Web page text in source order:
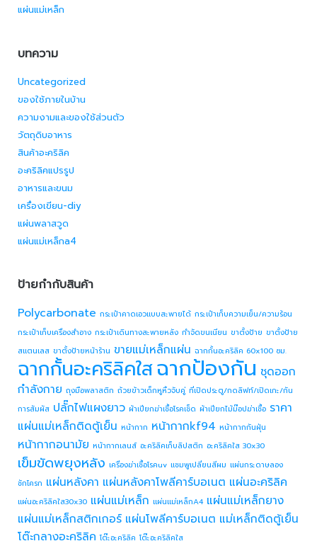
แผ่นแม่เหล็ก
บทความ
Uncategorized
ของใช้ภายในบ้าน
ความงามและของใช้ส่วนตัว
วัตถุดิบอาหาร
สินค้าอะคริลิค
อะคริลิคแปรรูป
อาหารและขนม
เครื่องเขียน-diy
แผ่นพลาสวูด
แผ่นแม่เหล็กa4
ป้ายกำกับสินค้า
Polycarbonate กระเป๋าคาดเอวแบบสะพายได้ กระเป๋าเก็บความเย็น/ความร้อน
กระเป๋าเก็บเครื่องสำอาง กระเป๋าเดินทางสะพายหลัง กำจัดขนเนียน ขาตั้งป้าย ขาตั้งป้าย
สแตนเลส ขาตั้งป้ายหน้าร้าน ขายแม่เหล็กแผ่น ฉากกั้นอะคริลิค 60x100 ซม.
ฉากกั้นอะคริลิคใสฉากป้องกัน ชุดออก
กำลังกาย ถุงมือพลาสติก ถ้วยข้าวเด็กหูหิ้วจับคู่ ที่เปิดประตู/กดลิฟท์/เปิดเกะ/กัน
การสัมผัส ปลั๊กไฟแผงยาว ผ้าเปียกฆ่าเชื้อโรคเช็ด ผ้าเปียกไม้ม๊อปฆ่าเชื้อ ราคา
แผ่นแม่เหล็กติดตู้เย็น หน้ากาก หน้ากากkf94 หน้ากากกันฝุ่น
หน้ากากอนามัย หน้ากากเลนส์ อะคริลิคเก็บลิปสติก อะคริลิคใส 30x30
เข็มขัดพยุงหลัง เครื่องฆ่าเชื้อโรคuv แชมพูเปลี่ยนสีผม แผ่นกระดาษลอง
ชักโครก แผ่นหลังคา แผ่นหลังคาโพลีคาร์บอเนต แผ่นอะคริลิค
แผ่นอะคริลิคใส30x30 แผ่นแม่เหล็ก แผ่นแม่เหล็กA4 แผ่นแม่เหล็กยาง
แผ่นแม่เหล็กสติกเกอร์ แผ่นโพลีคาร์บอเนต แม่เหล็กติดตู้เย็น
โต๊ะกลางอะคริลิค โต๊ะอะคริลิค โต๊ะอะคริลิคใส